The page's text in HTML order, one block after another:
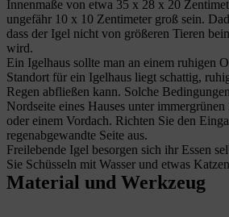
Innenmaße von etwa 35 x 28 x 20
ungefähr 10 x 10 Zentimeter groß sein.
dass der Igel nicht von größeren Tieren
wird.
Ein Igelhaus sollte man an einem ruhigen
Standort für ein Igelhaus liegt schattig,
Regen abfließen kann. Solche
Nordseite eines Hauses unter
oder einem Vordach. Richten Sie den
regenabgewandte Seite aus.
Freilebende Igel besorgen sich ihr Essen
Sie Schüsseln mit Wasser und etwas
Material und Werkzeug